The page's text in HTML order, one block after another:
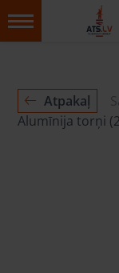
Atpakaļ
Alumīnija torņi